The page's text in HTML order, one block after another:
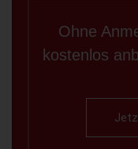
Ohne
kostenlos